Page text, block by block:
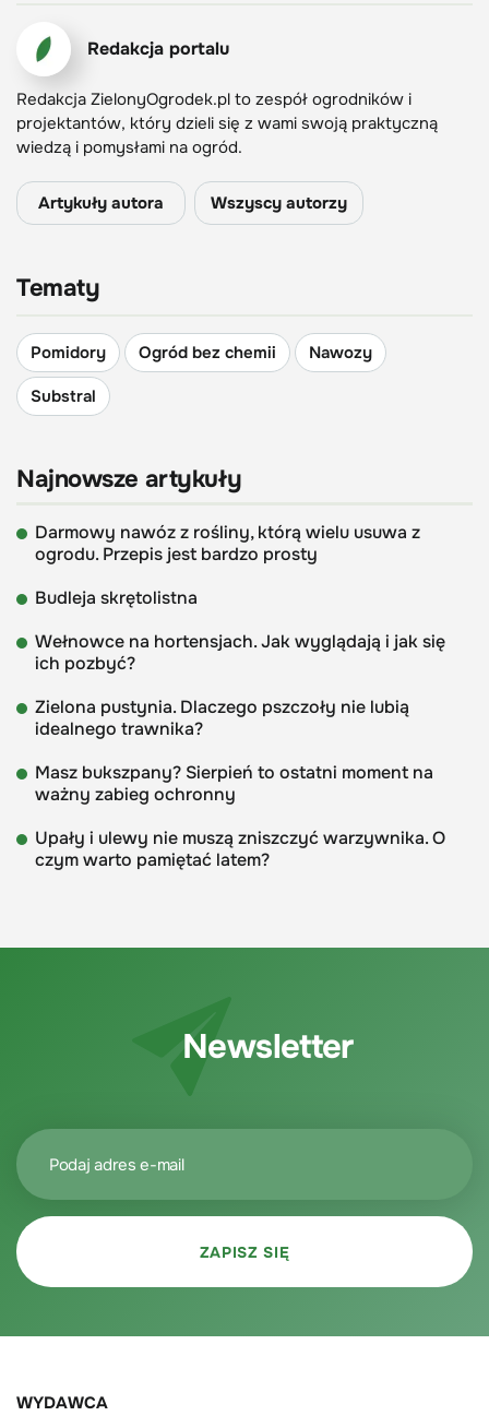
Redakcja portalu
Redakcja ZielonyOgrodek.pl to zespół ogrodników i
projektantów, który dzieli się z wami swoją praktyczną
wiedzą i pomysłami na ogród.
Artykuły autora Wszyscy autorzy
Tematy
Pomidory Ogród bez chemii
Nawozy
Substral
Najnowsze artykuły
Darmowy nawóz z rośliny, którą wielu usuwa z
ogrodu. Przepis jest bardzo prosty
Budleja skrętolistna
Wełnowce na hortensjach. Jak wyglądają i jak się
ich pozbyć?
Zielona pustynia. Dlaczego pszczoły nie lubią
idealnego trawnika?
Masz bukszpany? Sierpień to ostatni moment na
ważny zabieg ochronny
Upały i ulewy nie muszą zniszczyć warzywnika. O
czym warto pamiętać latem?
Newsletter
WYDAWCA